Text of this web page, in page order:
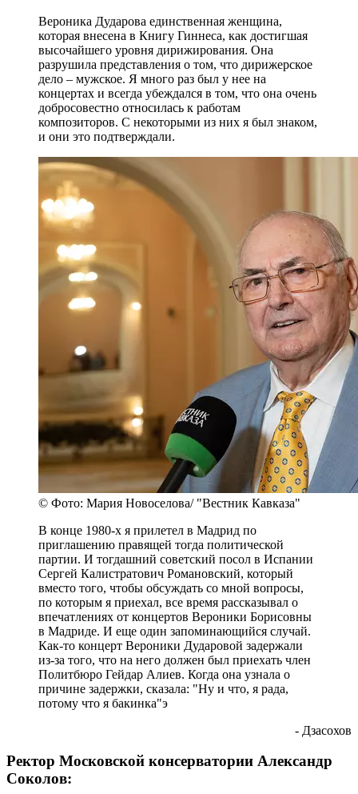
Вероника Дударова единственная женщина,
которая внесена в Книгу Гиннеса, как достигшая
высочайшего уровня дирижирования. Она
разрушила представления о том, что дирижерское
дело – мужское. Я много раз был у нее на
концертах и всегда убеждался в том, что она очень
добросовестно относилась к работам
композиторов. С некоторыми из них я был знаком,
и они это подтверждали.
© Фото: Мария Новоселова/ "Вестник Кавказа"
В конце 1980-х я прилетел в Мадрид по
приглашению правящей тогда политической
партии. И тогдашний советский посол в Испании
Сергей Калистратович Романовский, который
вместо того, чтобы обсуждать со мной вопросы,
по которым я приехал, все время рассказывал о
впечатлениях от концертов Вероники Борисовны
в Мадриде. И еще один запоминающийся случай.
Как-то концерт Вероники Дударовой задержали
из-за того, что на него должен был приехать член
Политбюро Гейдар Алиев. Когда она узнала о
причине задержки, сказала: "Ну и что, я рада,
потому что я бакинка"э
- Дзасохов
Ректор Московской консерватории Александр
Соколов: